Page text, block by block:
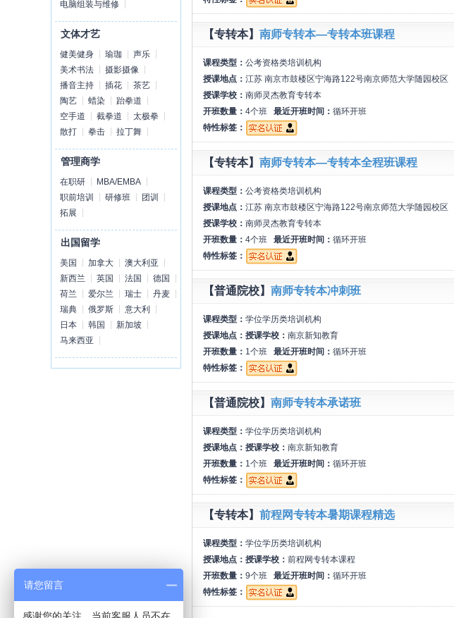
电脑组装与维修
文体才艺
健美健身 瑜珈
声乐
美术书法
摄影摄像
播音主持
插花
茶艺
陶艺
蜡染
跆拳道
空手道
截拳道
太极拳
散打
拳击 拉丁舞
管理商学
在职研
MBA/EMBA
职前培训
研修班
团训
拓展
出国留学
美国 加拿大
澳大利亚
新西兰
英国 法国
德国
荷兰
爱尔兰 瑞士
丹麦
瑞典
俄罗斯
意大利
日本
韩国
新加坡
马来西亚
【专转本】 南师专转本—专转本班课程
课程类型： 公考资格类培训机构
授课地点： 江苏 南京市鼓楼区宁海路122号南京师范大学随园校区
授课学校： 南师灵杰教育专转本
开班数量： 4个班 最近开班时间： 循环开班
特性标签：
【专转本】 南师专转本—专转本全程班课程
课程类型： 公考资格类培训机构
授课地点： 江苏 南京市鼓楼区宁海路122号南京师范大学随园校区
授课学校： 南师灵杰教育专转本
开班数量： 4个班 最近开班时间： 循环开班
特性标签：
【普通院校】 南师专转本冲刺班
课程类型： 学位学历类培训机构
授课地点： 授课学校： 南京新知教育
开班数量： 1个班 最近开班时间： 循环开班
特性标签：
【普通院校】 南师专转本承诺班
课程类型： 学位学历类培训机构
授课地点： 授课学校： 南京新知教育
开班数量： 1个班 最近开班时间： 循环开班
特性标签：
【专转本】 前程网专转本暑期课程精选
课程类型： 学位学历类培训机构
授课地点： 授课学校： 前程网专转本课程
开班数量： 9个班 最近开班时间： 循环开班
特性标签：
请您留言